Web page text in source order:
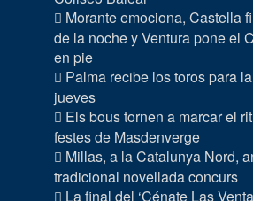
Morante emociona, Castella
de la noche y Ventura pone el
en pie
Palma recibe los toros para
jueves
Els bous tornen a marcar el
festes de Masdenverge
Millas, a la Catalunya Nord,
tradicional novellada concurs
La final del ‘Cénate Las